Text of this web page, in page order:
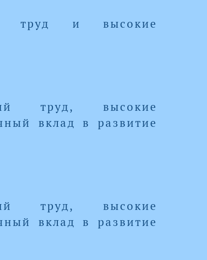
труд и высокие
труд, высокие
вклад в развитие
труд, высокие
вклад в развитие